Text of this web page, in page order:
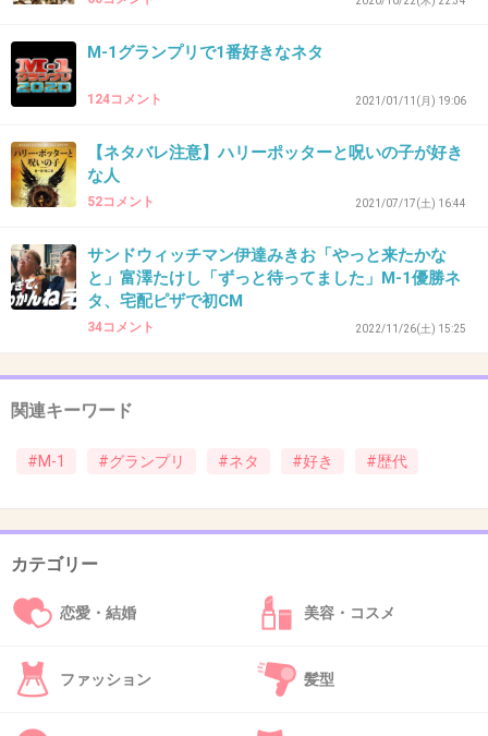
1件の返信
42. 匿名2022/12/07(水) 16:06:44
サンドが敗者復活したけど、そもそもなんで予
選敗退したのかわからないくらいおもしろかっ
た。
>>41
キングオブコントかな？
44. 匿名 2022/12/07(水) 16:09:24
>>12
M-1グランプリで1番好きなネタ
124コメント 2021/01/11(月) 19:06
【ネタバレ注意】ハリーポッターと呪いの子が好き
な人
52コメント 2021/07/17(土) 16:44
サンドウィッチマン伊達みきお「やっと来たかな
と」富澤たけし「ずっと待ってました」M-1優勝ネ
タ、宅配ピザで初CM
34コメント 2022/11/26(土) 15:25
関連キーワード
#M-1 #グランプリ #ネタ #好き #歴代
カテゴリー
恋愛・結婚 美容・コスメ
ファッション 髪型